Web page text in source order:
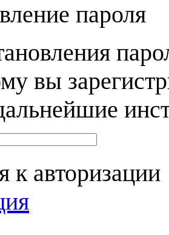
пароля
вы
к авторизации